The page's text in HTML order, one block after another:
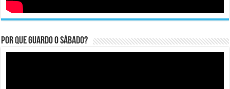
Por que guardo o Sábado?